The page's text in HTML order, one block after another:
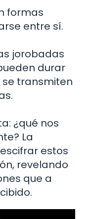
formas
entre sí.
jorobadas
durar
se transmiten
¿qué nos
La
estos
revelando
que a